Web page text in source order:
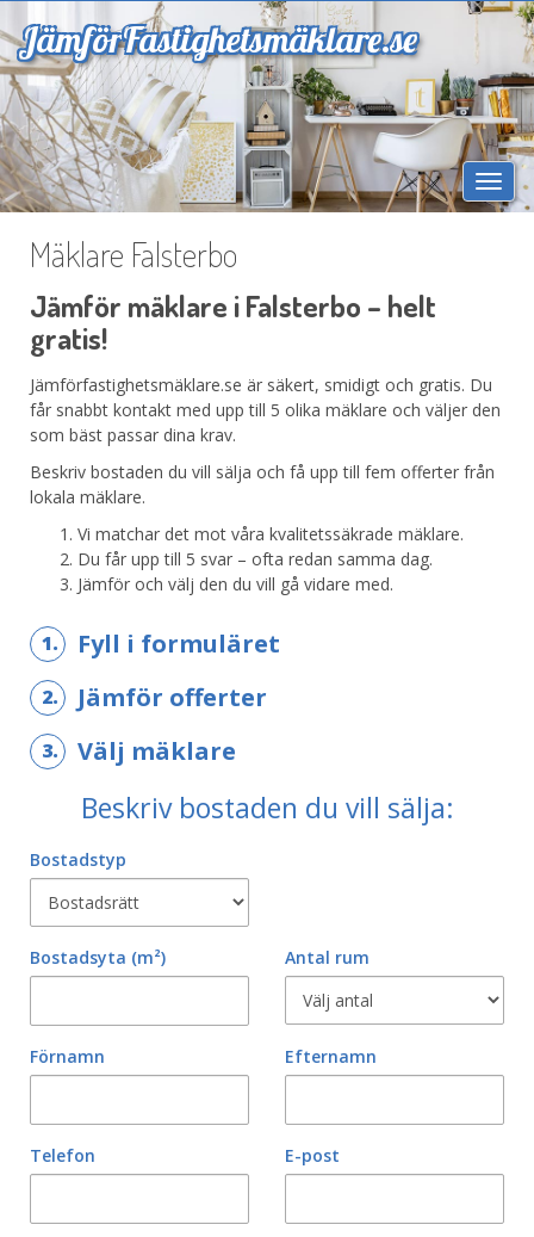
JämförFastighetsmäklare.se
Mäklare Falsterbo
Jämför mäklare i Falsterbo – helt
gratis!
Jämförfastighetsmäklare.se är säkert, smidigt och gratis. Du
får snabbt kontakt med upp till 5 olika mäklare och väljer den
som bäst passar dina krav.
Beskriv bostaden du vill sälja och få upp till fem offerter från
lokala mäklare.
Vi matchar det mot våra kvalitetssäkrade mäklare.
Du får upp till 5 svar – ofta redan samma dag.
Jämför och välj den du vill gå vidare med.
1. Fyll i formuläret
2. Jämför offerter
3. Välj mäklare
Beskriv bostaden du vill sälja:
Bostadstyp
Bostadsyta (m²) Antal rum
Förnamn Efternamn
Telefon E-post